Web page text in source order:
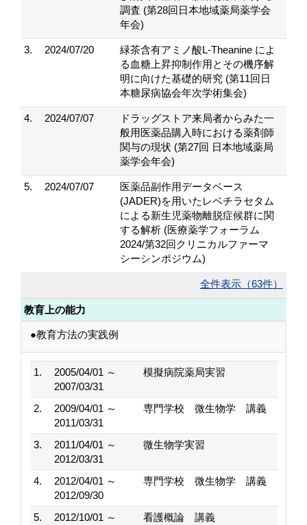
調査 (第28回日本地域薬局薬学会
年会)
3. 2024/07/20
緑茶含有アミノ酸L-Theanine によ
る血糖上昇抑制作用とその機序解
明に向けた基礎的研究 (第11回日
本糖尿病協会年次学術集会)
4. 2024/07/07
ドラッグストア来局者からみた一
般用医薬品購入時における薬剤師
関与の現状 (第27回 日本地域薬局
薬学会年会)
5. 2024/07/07
医薬品副作用データベース
(JADER)を用いたレベチラセタム
による新生児薬物離脱症候群に関
する解析 (医療薬学フォーラム
2024/第32回クリニカルファーマ
シーシンポジウム)
全件表示（63件）
教育上の能力
●教育方法の実践例
1.
2005/04/01 ～
2007/03/31
模擬病院薬局実習
2.
2009/04/01 ～
2011/03/31
専門学校 微生物学 講義
3.
2011/04/01 ～
2012/03/31
微生物学実習
4.
2012/04/01 ～
2012/09/30
専門学校 微生物学 講義
5.
2012/10/01 ～
看護概論 講義